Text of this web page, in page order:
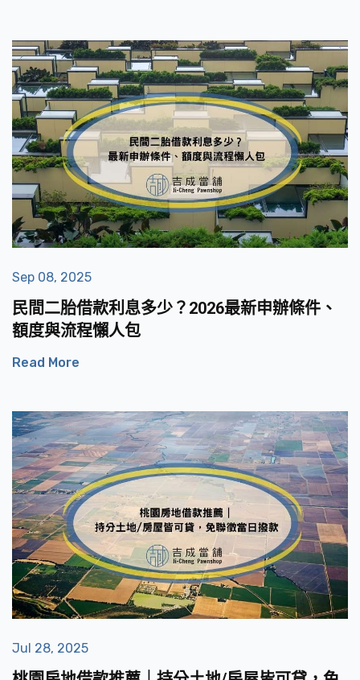
Sep 08, 2025
民間二胎借款利息多少？2026最新申辦條件、
額度與流程懶人包
Read More
Jul 28, 2025